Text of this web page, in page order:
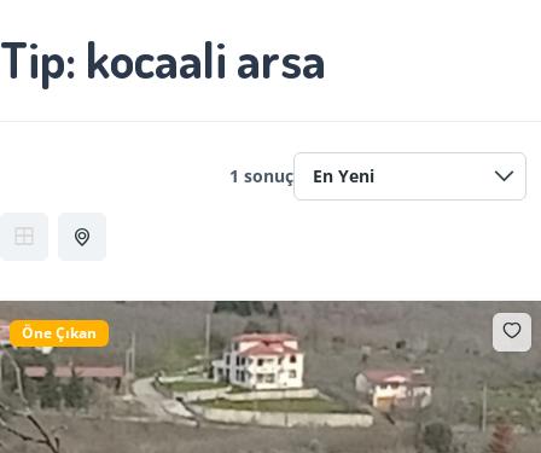
Tip: kocaali arsa
1 sonuç
Öne Çıkan